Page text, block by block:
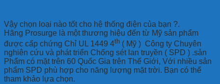
Vậy chọn loại nào tốt cho hệ thống điện của bạn ?.
Hãng Prosurge là một thương hiệu đến từ Mỹ sản phẩm
được cấp chứng Chỉ UL 1449 4th ( Mỹ ) Công ty Chuyên
nghiên cứu và phát triển Chống sét lan truyền ( SPD ) .sản
Phẩm có mặt trên 60 Quốc Gia trên Thế Giới, Với nhiều sản
phẩm SPD phù hợp cho năng lượng mặt trời. Bạn có thể
tham khảo lựa chọn.